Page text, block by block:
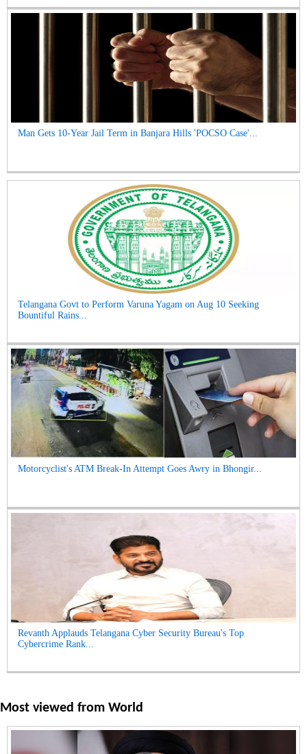
Man Gets 10-Year Jail Term in Banjara Hills 'POCSO Case'...
Telangana Govt to Perform Varuna Yagam on Aug 10 Seeking
Bountiful Rains...
Motorcyclist's ATM Break-In Attempt Goes Awry in Bhongir...
Revanth Applauds Telangana Cyber Security Bureau's Top
Cybercrime Rank...
Most viewed from World